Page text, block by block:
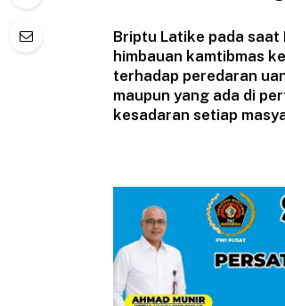
Briptu Latike pada saat
himbauan kamtibmas
terhadap peredaran
maupun yang ada di
kesadaran setiap